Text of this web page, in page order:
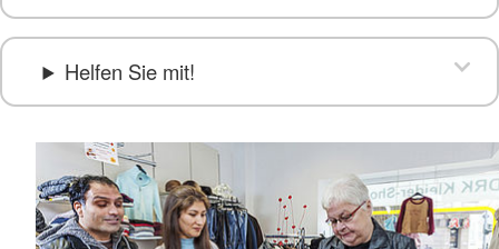
Helfen Sie mit!